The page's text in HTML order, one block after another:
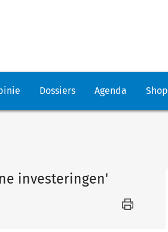
Dossiers Agenda Shop
investeringen'